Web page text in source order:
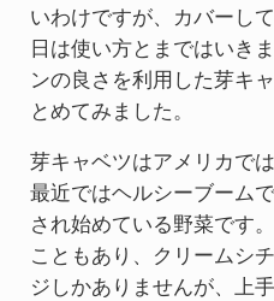
いわけですが、カバーし
日は使い方とまではいき
ンの良さを利用した芽キ
とめてみました。
芽キャベツはアメリカで
最近ではヘルシーブーム
され始めている野菜です
こともあり、クリームシ
ジしかありませんが、上